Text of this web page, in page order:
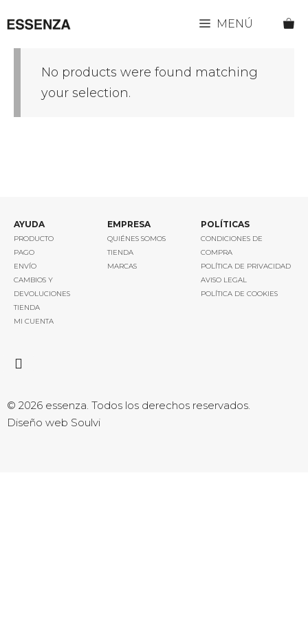
al
contenido
MENÚ
No products were found matching
your selection.
AYUDA
PRODUCTO
PAGO
ENVÍO
CAMBIOS Y
DEVOLUCIONES
TIENDA
MI CUENTA
EMPRESA
QUIÉNES SOMOS
TIENDA
MARCAS
POLÍTICAS
CONDICIONES DE
COMPRA
POLÍTICA DE PRIVACIDAD
AVISO LEGAL
POLÍTICA DE COOKIES
© 2026 essenza. Todos los derechos reservados.
Diseño web Soulvi